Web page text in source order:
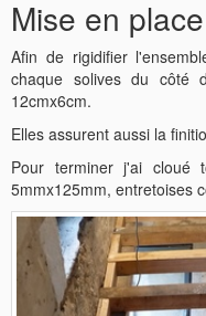
Mise en
Afin de rigidifier
chaque solives du côté
12cmx6cm.
Elles assurent aussi la
Pour terminer j'ai
5mmx125mm, entretoises